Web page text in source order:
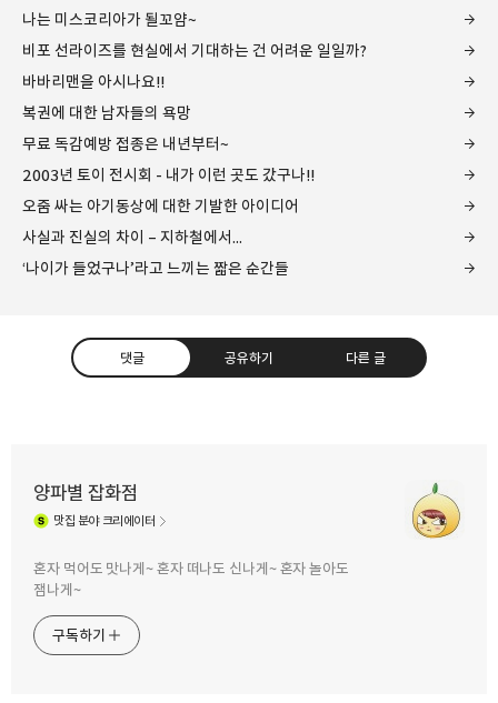
나는 미스코리아가 될꼬얌~
비포 선라이즈를 현실에서 기대하는 건 어려운 일일까?
바바리맨을 아시나요!!
복권에 대한 남자들의 욕망
무료 독감예방 접종은 내년부터~
2003년 토이 전시회 - 내가 이런 곳도 갔구나!!
오줌 싸는 아기동상에 대한 기발한 아이디어
사실과 진실의 차이 – 지하철에서...
‘나이가 들었구나’라고 느끼는 짧은 순간들
댓글 공유하기 다른 글
양파별 잡화점
맛집 분야 크리에이터
혼자 먹어도 맛나게~ 혼자 떠나도 신나게~ 혼자 놀아도
잼나게~
구독하기